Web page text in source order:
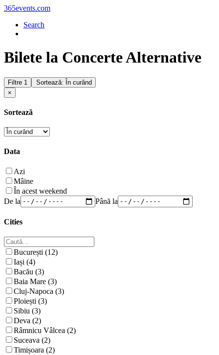
365events.com
Search
Bilete la Concerte Alternative
Filtre 1
Sortează: În curând
×
Sortează
Data
Azi
Mâine
În acest weekend
De la
Până la
Cities
București (12)
Iași (4)
Bacău (3)
Baia Mare (3)
Cluj-Napoca (3)
Ploiești (3)
Sibiu (3)
Deva (2)
Râmnicu Vâlcea (2)
Suceava (2)
Timișoara (2)